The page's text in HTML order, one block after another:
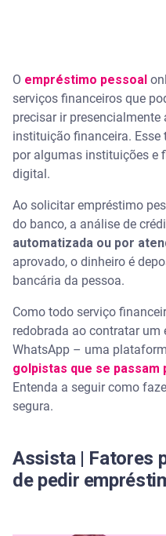
WhatsApp?
É confiável fazer
Golpes e fraudes pelo
WhatsApp
Verifique o número
Inicie a conversa
Cheque a instituição
Não pague
Leia o contrato
Qual banco faz
O empréstimo pessoal
serviços financeiros que
precisar ir
instituição financeira.
por algumas instituições e
digital.
Ao solicitar empréstimo
do banco, a análise de
automatizada ou por
aprovado, o dinheiro é
bancária da pessoa.
Como todo serviço
redobrada ao contratar
WhatsApp – uma
golpistas que se
Entenda a seguir como
segura.
Assista | Fatores
de pedir